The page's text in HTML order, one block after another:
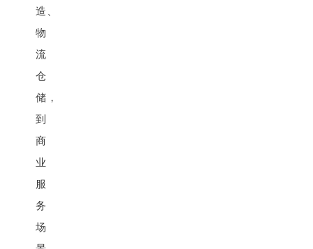
造、
物
流
仓
储，
到
商
业
服
务
场